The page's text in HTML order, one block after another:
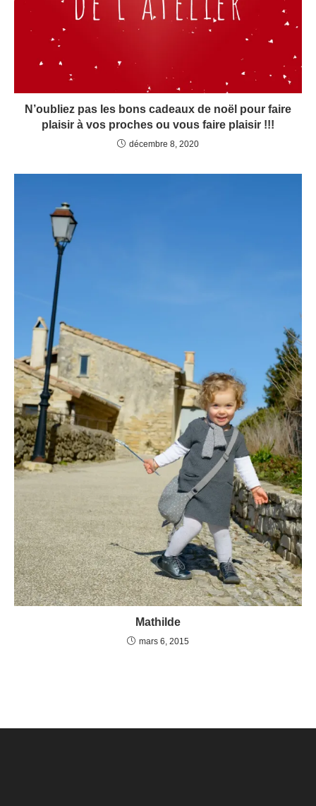
N’oubliez pas les bons cadeaux de noël pour faire
plaisir à vos proches ou vous faire plaisir !!!
décembre 8, 2020
Mathilde
mars 6, 2015